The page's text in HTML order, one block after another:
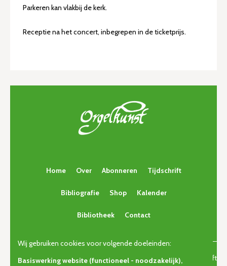
Parkeren kan vlakbij de kerk.
Receptie na het concert, inbegrepen in de ticketprijs.
Home Over Abonneren Tijdschrift
Bibliografie Shop Kalender
Bibliotheek Contact
© Copyright 2026 | Orgelkunst | Vlaams cultureel-erfgoedtijdschrift
Wij gebruiken cookies voor volgende doeleinden:
Basiswerking website (functioneel - noodzakelijk),